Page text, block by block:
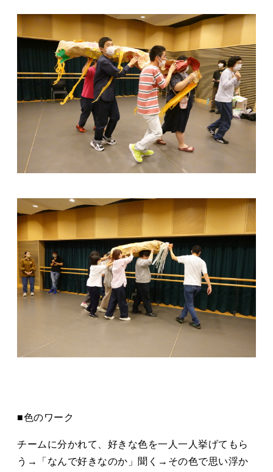
■⾊のワーク
チームに分かれて、好きな⾊を⼀⼈⼀⼈挙げてもら
う→「なんで好きなのか」聞く→その⾊で思い浮か